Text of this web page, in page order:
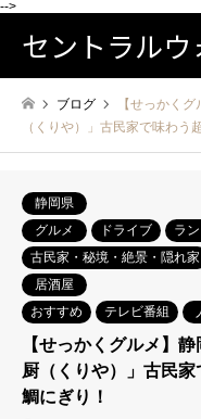
-->
セントラルウ
ブログ
【せっかく
（くりや）」古民家で味わう
静岡県
グルメ
ドライブ
ラ
古民家・秘境・絶景・隠れ家
居酒屋
おすすめ
テレビ番組
【せっかくグルメ】
厨（くりや）」古民
鯛にぎり！